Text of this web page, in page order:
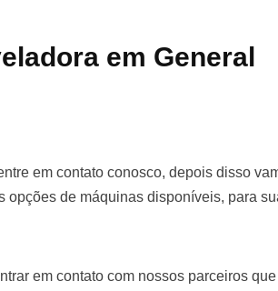
em General
em contato conosco, depois disso
opções de máquinas disponíveis, para
em contato com nossos parceiros que